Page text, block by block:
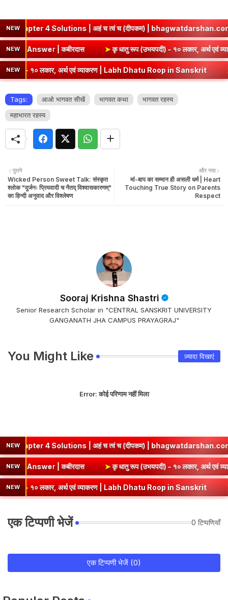
NEW
Solutions | अहं च त्वं च (दीपकम) | bhagwatdarshan.com ➤
NEW& Question Answer | कबीरदास ➤कृ धातु रूप (उभयपदी) - १०
NEW
लकार, अर्थ एवं व्याकरण | Labh Dhatu Roop in Sanskrit ➤सेव् धातु
Tags: आओ भागवत सीखें भागवत कथा
भागवत रहस्य
महाभारत रहस्य
और नया
मां-बाप का सम्मान ही असली धर्म | Heart
Touching True Story on Parents
Respect
पुराने
Wicked Person Sweet Talk: संस्कृत
श्लोक "दुर्जनः प्रियवादी च नैतद् विश्वासकारणम्"
का हिन्दी अनुवाद और विश्लेषण
Sooraj Krishna Shastri
Senior Research Scholar in "CENTRAL SANSKRIT UNIVERSITY
GANGANATH JHA CAMPUS PRAYAGRAJ"
You Might Like ज़्यादा दिखाएं
Error:कोई परिणाम नहीं मिला
NEW
Solutions | अहं च त्वं च (दीपकम) | bhagwatdarshan.com ➤
NEW& Question Answer | कबीरदास ➤कृ धातु रूप (उभयपदी) - १०
NEW
लकार, अर्थ एवं व्याकरण | Labh Dhatu Roop in Sanskrit ➤सेव् धातु
एक टिप्पणी भेजें 0 टिप्पणियाँ
एक टिप्पणी भेजें (0)